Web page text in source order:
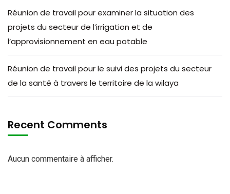
Réunion de travail pour examiner la situation des
projets du secteur de l’irrigation et de
l’approvisionnement en eau potable
Réunion de travail pour le suivi des projets du secteur
de la santé à travers le territoire de la wilaya
Recent Comments
Aucun commentaire à afficher.